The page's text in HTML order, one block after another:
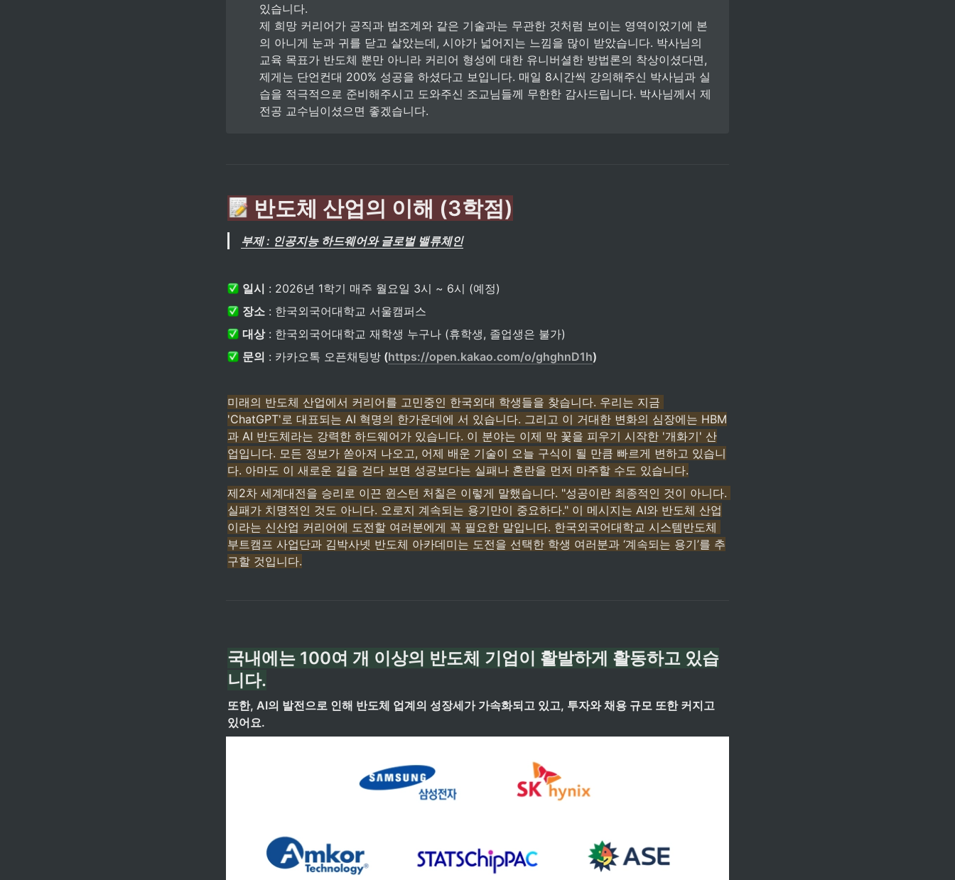
있습니다.
제 희망 커리어가 공직과 법조계와 같은 기술과는 무관한 것처럼 보이는 영역이었기에 본
의 아니게 눈과 귀를 닫고 살았는데, 시야가 넓어지는 느낌을 많이 받았습니다. 박사님의
교육 목표가 반도체 뿐만 아니라 커리어 형성에 대한 유니버셜한 방법론의 착상이셨다면,
제게는 단언컨대 200% 성공을 하셨다고 보입니다. 매일 8시간씩 강의해주신 박사님과 실
습을 적극적으로 준비해주시고 도와주신 조교님들께 무한한 감사드립니다. 박사님께서 제
전공 교수님이셨으면 좋겠습니다.
반도체 산업의 이해 (3학점)
부제 : 인공지능 하드웨어와 글로벌 밸류체인
일시 : 2026년 1학기 매주 월요일 3시 ~ 6시 (예정)
장소 : 한국외국어대학교 서울캠퍼스
대상 : 한국외국어대학교 재학생 누구나 (휴학생, 졸업생은 불가)
문의 : 카카오톡 오픈채팅방 (https://open.kakao.com/o/ghghnD1h)
미래의 반도체 산업에서 커리어를 고민중인 한국외대 학생들을 찾습니다. 우리는 지금
'ChatGPT'로 대표되는 AI 혁명의 한가운데에 서 있습니다. 그리고 이 거대한 변화의 심장에는 HBM
과 AI 반도체라는 강력한 하드웨어가 있습니다. 이 분야는 이제 막 꽃을 피우기 시작한 '개화기' 산
업입니다. 모든 정보가 쏟아져 나오고, 어제 배운 기술이 오늘 구식이 될 만큼 빠르게 변하고 있습니
다. 아마도 이 새로운 길을 걷다 보면 성공보다는 실패나 혼란을 먼저 마주할 수도 있습니다.
제2차 세계대전을 승리로 이끈 윈스턴 처칠은 이렇게 말했습니다. "성공이란 최종적인 것이 아니다.
실패가 치명적인 것도 아니다. 오로지 계속되는 용기만이 중요하다." 이 메시지는 AI와 반도체 산업
이라는 신산업 커리어에 도전할 여러분에게 꼭 필요한 말입니다. 한국외국어대학교 시스템반도체
부트캠프 사업단과 김박사넷 반도체 아카데미는 도전을 선택한 학생 여러분과 ‘계속되는 용기’를 추
구할 것입니다.
국내에는 100여 개 이상의 반도체 기업이 활발하게 활동하고 있습
니다.
또한, AI의 발전으로 인해 반도체 업계의 성장세가 가속화되고 있고, 투자와 채용 규모 또한 커지고
있어요.